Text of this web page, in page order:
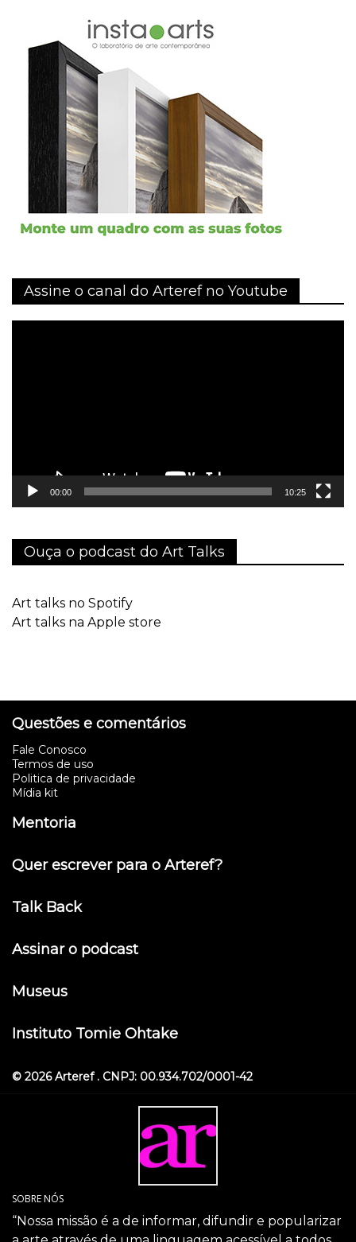
Assine o canal do Arteref no Youtube
00:00 10:25
Ouça o podcast do Art Talks
Art talks no Spotify
Art talks na Apple store
Questões e comentários
Fale Conosco
Termos de uso
Politica de privacidade
Mídia kit
Mentoria
Quer escrever para o Arteref?
Talk Back
Assinar o podcast
Museus
Instituto Tomie Ohtake
© 2026 Arteref . CNPJ: 00.934.702/0001-42
SOBRE NÓS
“Nossa missão é a de informar, difundir e popularizar